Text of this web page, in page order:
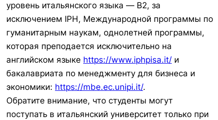
уровень итальянского языка — B2, за
исключением IPH, Международной программы по
гуманитарным наукам, однолетней программы,
которая преподается исключительно на
английском языке https://www.iphpisa.it/ и
бакалавриата по менеджменту для бизнеса и
экономики: https://mbe.ec.unipi.it/.
Обратите внимание, что студенты могут
поступать в итальянский университет только при